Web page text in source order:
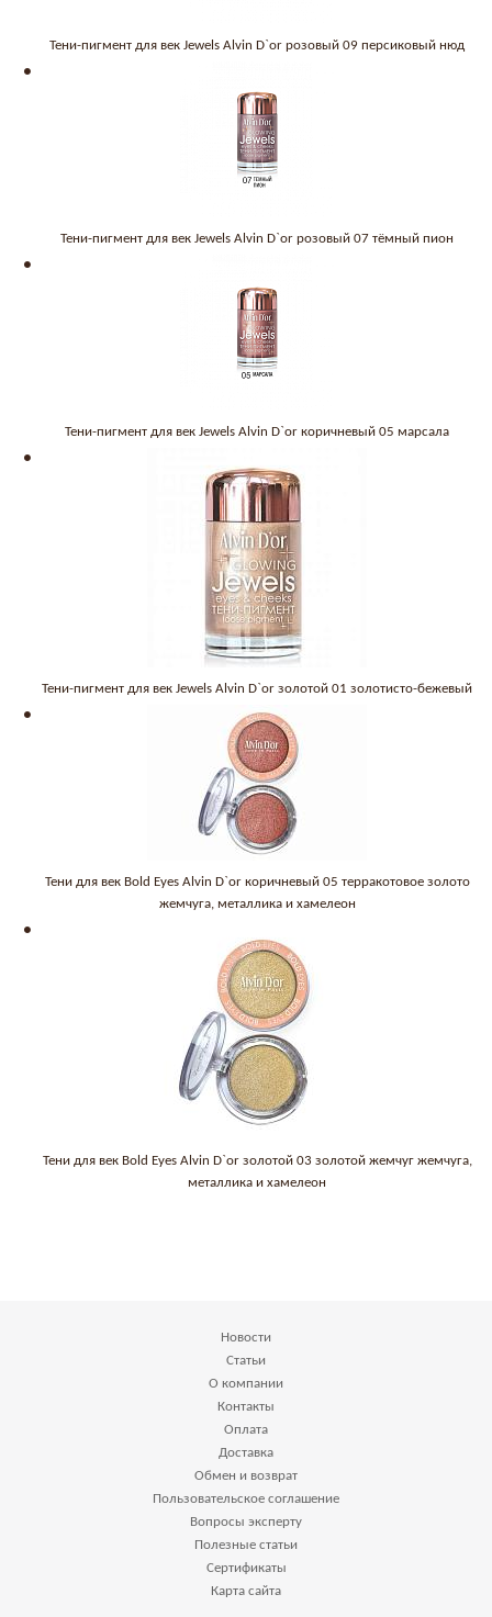
Тени-пигмент для век Jewels Alvin D`or розовый 09 персиковый нюд
Тени-пигмент для век Jewels Alvin D`or розовый 07 тёмный пион
Тени-пигмент для век Jewels Alvin D`or коричневый 05 марсала
Тени-пигмент для век Jewels Alvin D`or золотой 01 золотисто-бежевый
Тени для век Bold Eyes Alvin D`or коричневый 05 терракотовое золото
жемчуга, металлика и хамелеон
Тени для век Bold Eyes Alvin D`or золотой 03 золотой жемчуг жемчуга,
металлика и хамелеон
Новости
Статьи
О компании
Контакты
Оплата
Доставка
Обмен и возврат
Пользовательское соглашение
Вопросы эксперту
Полезные статьи
Сертификаты
Карта сайта